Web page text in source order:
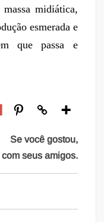
midiática,
esmerada e
que passa e
Se você gostou,
seus amigos.